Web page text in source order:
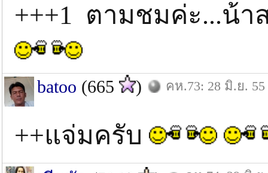
+++1 ตามชมค่ะ...น้า
batoo (665 ) คห.73: 28 มิ.ย. 55
++แจ่มครับ